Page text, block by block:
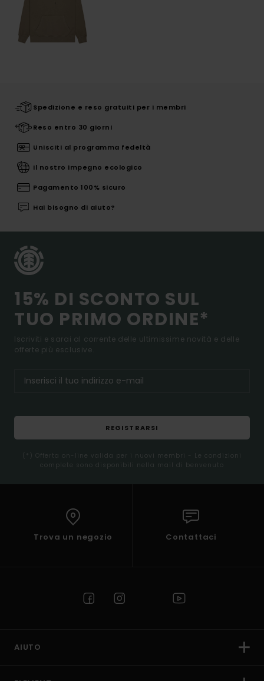
Spedizione e reso gratuiti per i membri
Reso entro 30 giorni
Unisciti al programma fedeltà
Il nostro impegno ecologico
Pagamento 100% sicuro
Hai bisogno di aiuto?
15% DI SCONTO SUL
TUO PRIMO ORDINE*
Iscriviti e sarai al corrente delle ultimissime novità e delle
offerte più esclusive.
REGISTRARSI
(*) Offerta on-line valida per i nuovi membri - Le condizioni
complete sono disponibili nella mail di benvenuto
Trova un negozio Contattaci
AIUTO